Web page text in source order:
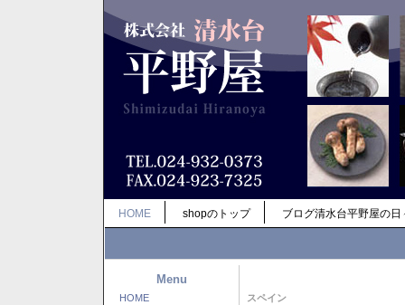
HOME shopのトップ ブログ清水台平野屋の日
Menu
HOME スペイン